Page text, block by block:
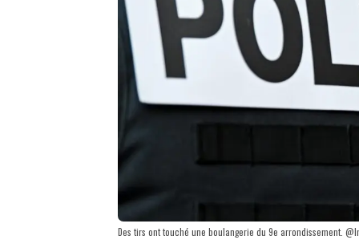
Des tirs ont touché une boulangerie du 9e arrondissement.